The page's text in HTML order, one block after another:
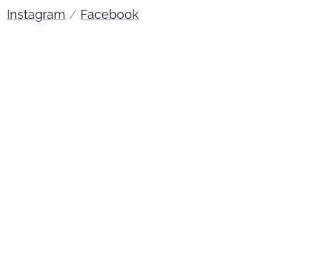
Instagram / Facebook